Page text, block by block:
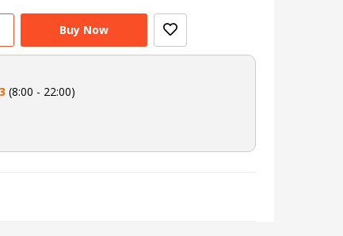
Buy Now
(8:00 - 22:00)